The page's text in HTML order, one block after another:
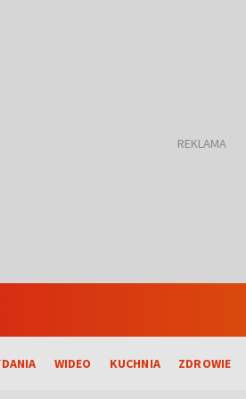
WIDEO KUCHNIA ZDROWIE